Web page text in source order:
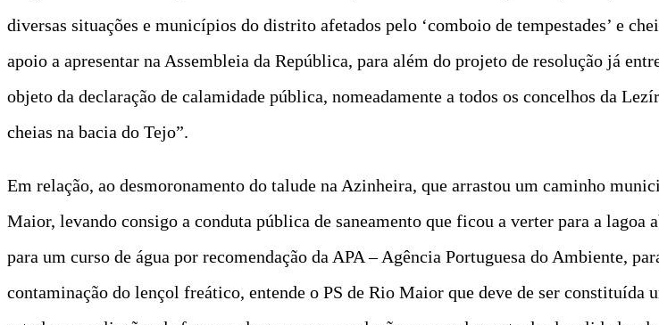
diversas situações e municípios do distrito afetados pelo ‘comboio de tempestades’ e
apoio a apresentar na Assembleia da República, para além do projeto de resolução já
objeto da declaração de calamidade pública, nomeadamente a todos os concelhos da
cheias na bacia do Tejo”.
Em relação, ao desmoronamento do talude na Azinheira, que arrastou um caminho
Maior, levando consigo a conduta pública de saneamento que ficou a verter para a lagoa
para um curso de água por recomendação da APA – Agência Portuguesa do Ambiente,
contaminação do lençol freático, entende o PS de Rio Maior que deve de ser constituída